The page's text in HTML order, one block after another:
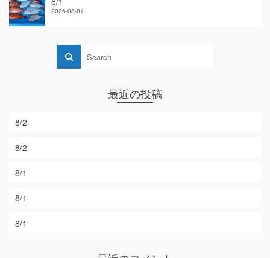
2026-08-01
最近の投稿
8/2
8/2
8/1
8/1
8/1